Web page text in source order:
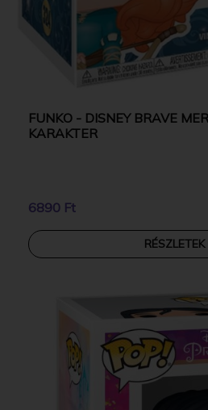
FUNKO - DISNEY BRAVE
KARAKTER
6890 Ft
RÉSZLETEK